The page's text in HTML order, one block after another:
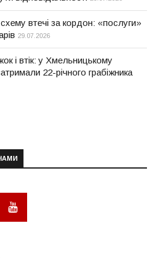
втечі за кордон: «послуги»
29.07.2026
і втік: у Хмельницькому
22-річного грабіжника